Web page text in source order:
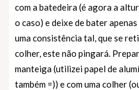
com a batedeira (é agora a
o caso) e deixe de bater
uma consistência tal, que se
colher, este não pingará.
manteiga (utilizei papel de
também =)) e com uma colher